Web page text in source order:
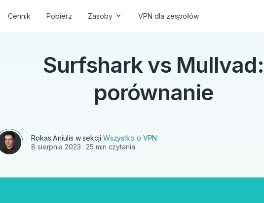
Cennik Pobierz Zasoby VPN dla zespołów
Surfshark vs Mullvad:
porównanie
Rokas Aniulis w sekcji Wszystko o VPN
8 sierpnia 2023 · 25 min czytania